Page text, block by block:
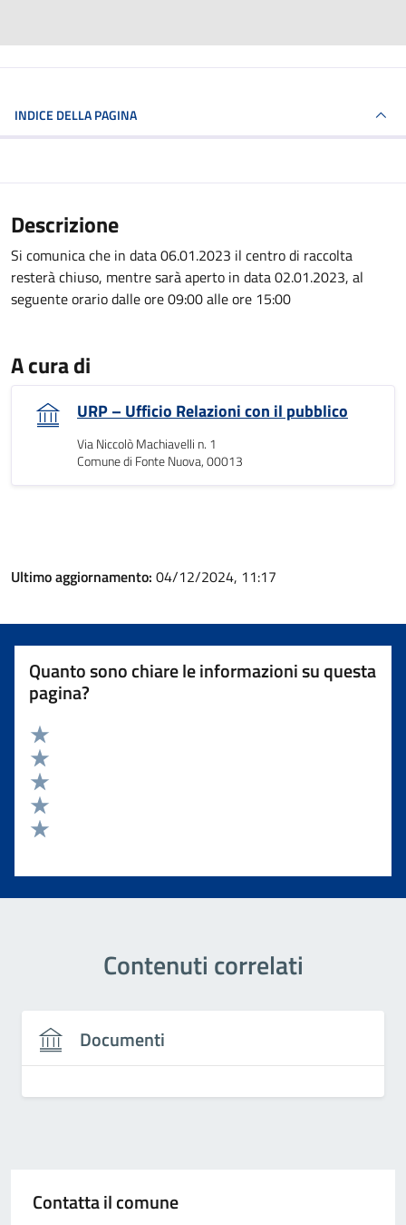
INDICE DELLA PAGINA
Descrizione
Si comunica che in data 06.01.2023 il centro di raccolta
resterà chiuso, mentre sarà aperto in data 02.01.2023, al
seguente orario dalle ore 09:00 alle ore 15:00
A cura di
URP – Ufficio Relazioni con il pubblico
Via Niccolò Machiavelli n. 1
Comune di Fonte Nuova, 00013
Ultimo aggiornamento: 04/12/2024, 11:17
Quanto sono chiare le informazioni su questa
pagina?
Valuta 5 stelle su 5
Valuta 4 stelle su 5
Valuta 3 stelle su 5
Valuta 2 stelle su 5
Contenuti correlati
Documenti
Contatta il comune